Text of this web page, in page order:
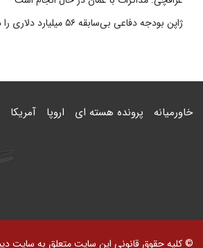
ژاپن بودجه دفاعی بی‌سابقه ۵۶ میلیارد دلاری را در نظر دارد
خاورمیانه پرونده هسته ای اروپا آمریکا
© کلیه حقوق قانونی این سایت متعلق به سایت